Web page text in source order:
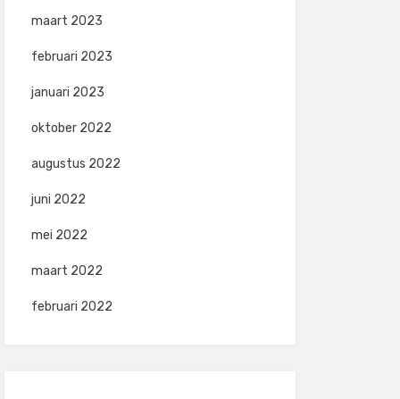
maart 2023
februari 2023
januari 2023
oktober 2022
augustus 2022
juni 2022
mei 2022
maart 2022
februari 2022